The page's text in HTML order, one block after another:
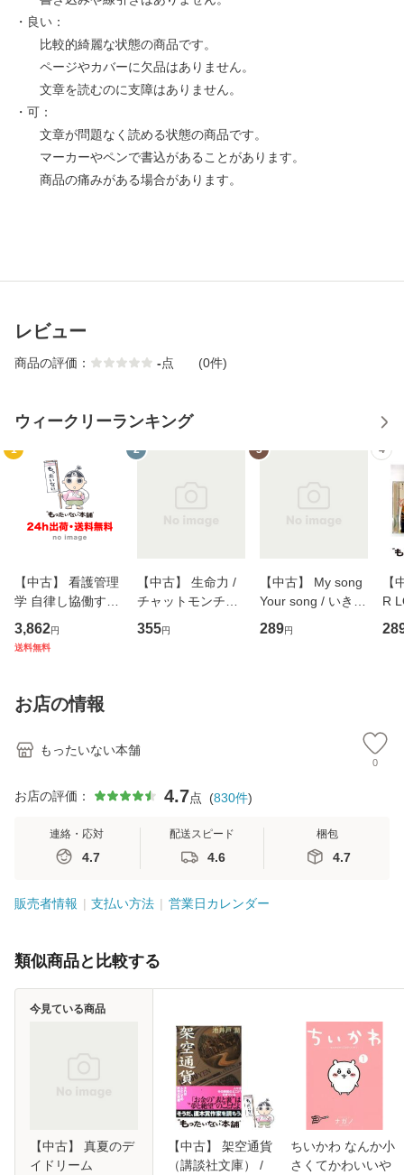
・良い：
比較的綺麗な状態の商品です。
ページやカバーに欠品はありません。
文章を読むのに支障はありません。
・可：
文章が問題なく読める状態の商品です。
マーカーやペンで書込があることがあります。
商品の痛みがある場合があります。
レビュー
商品の評価： -点 (0件)
ウィークリーランキング
1
【中古】 看護管理
学 自律し協働する
専門職の看護マネ
ジメントスキル 改
恵 藤本幸三 / 南江
堂 [単行
3,862円
送料無料
2
【中古】 生命力 /
チャットモンチー /
キューンレコード
[CD]【メール便送
355円
3
【中古】 My song
Your song / いきも
のがかり / [CD]
【メール便送料無
289円
4
【
R
産
お店の情報
もったいない本舗
0
お店の評価： 4.7点 (830件)
連絡・応対
4.7
配送スピード
4.6
梱包
4.7
販売者情報 支払い方法 営業日カレンダー
類似商品と比較する
【中古】 真夏のデ
イドリーム
今見ている商品
【中古】 架空通貨
（講談社文庫） /
ちいかわ なんか小
さくてかわいいや